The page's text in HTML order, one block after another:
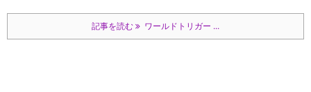
記事を読む ワールドトリガー ...